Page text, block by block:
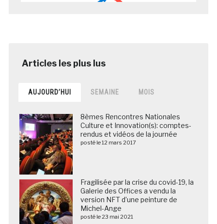
AUJOURD’HUI SEMAINE MOIS
8èmes Rencontres Nationales
Culture et Innovation(s): comptes-
rendus et vidéos de la journée
posté le 12 mars 2017
Fragilisée par la crise du covid-19, la
Galerie des Offices a vendu la
version NFT d’une peinture de
Michel-Ange
posté le 23 mai 2021